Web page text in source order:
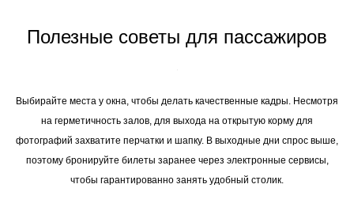
Полезные советы для пассажиров
Выбирайте места у окна, чтобы делать качественные кадры. Несмотря
на герметичность залов, для выхода на открытую корму для
фотографий захватите перчатки и шапку. В выходные дни спрос выше,
поэтому бронируйте билеты заранее через электронные сервисы,
чтобы гарантированно занять удобный столик.